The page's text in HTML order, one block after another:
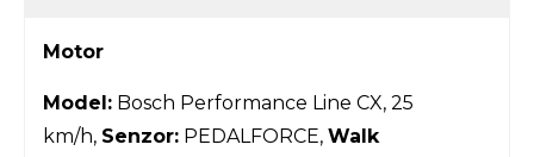
Motor
Model: Bosch Performance Line CX, 25
km/h, Senzor: PEDALFORCE, Walk